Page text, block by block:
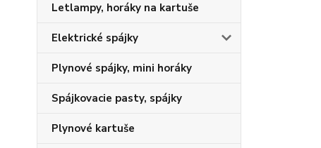
Letlampy, horáky na kartuše
Elektrické spájky
Plynové spájky, mini horáky
Spájkovacie pasty, spájky
Plynové kartuše